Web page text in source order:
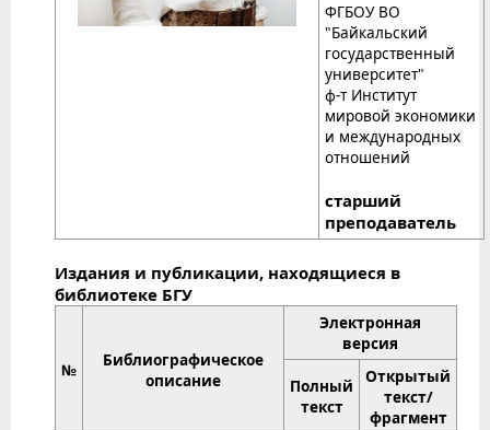
ФГБОУ ВО
"Байкальский
государственный
университет"
ф-т Институт
мировой экономики
и международных
отношений
старший
преподаватель
Издания и публикации, находящиеся в
библиотеке БГУ
№
Библиографическое
описание
Электронная
версия
Полный
текст
Открытый
текст/
фрагмент